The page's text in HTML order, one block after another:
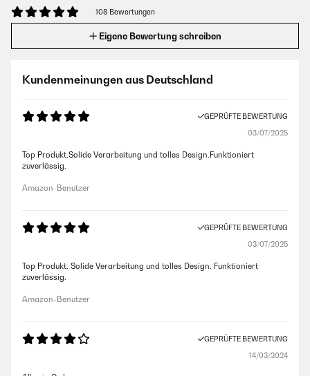
108 Bewertungen
Eigene Bewertung schreiben
Kundenmeinungen aus Deutschland
GEPRÜFTE BEWERTUNG
03/07/2025
Top Produkt.Solide Verarbeitung und tolles Design.Funktioniert
zuverlässig.
Amazon-Benutzer
GEPRÜFTE BEWERTUNG
03/07/2025
Top Produkt. Solide Verarbeitung und tolles Design. Funktioniert
zuverlässig.
Amazon-Benutzer
GEPRÜFTE BEWERTUNG
14/03/2024